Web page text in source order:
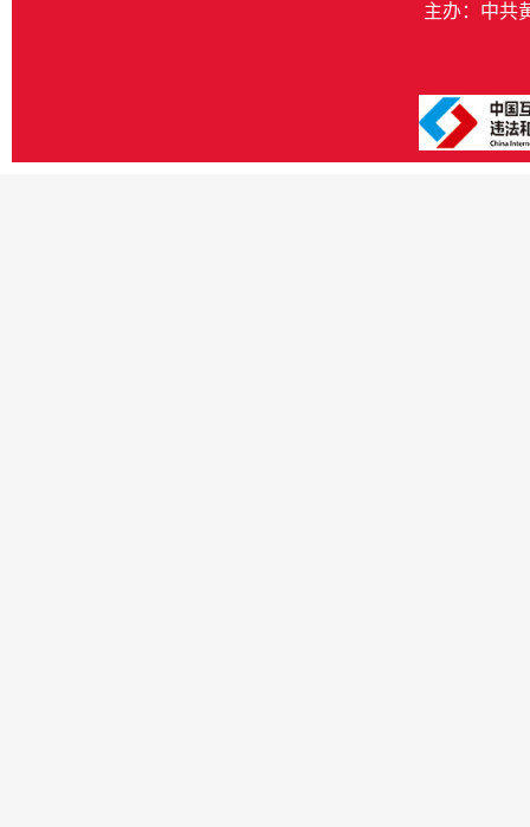
主办：中共